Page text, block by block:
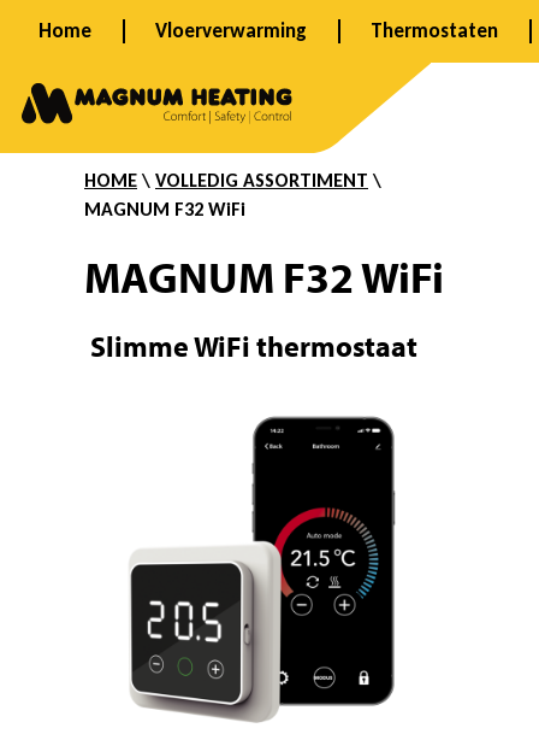
inhoud
Home Vloerverwarming Thermostaten
F
HOME \ VOLLEDIG ASSORTIMENT \
MAGNUM F32 WiFi
MAGNUM F32 WiFi
Slimme WiFi thermostaat